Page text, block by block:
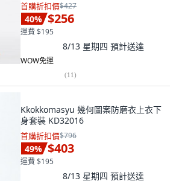
首購折扣價$427
40% $256
運費 $195
8/13 星期四 預計送達
WOW免運
(11)
Kkokkomasyu 幾何圖案防磨衣上衣下
身套裝 KD32016
首購折扣價$796
49% $403
運費 $195
8/13 星期四 預計送達